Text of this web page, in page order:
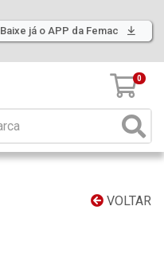
Baixe já o APP da Femac
0
VOLTAR